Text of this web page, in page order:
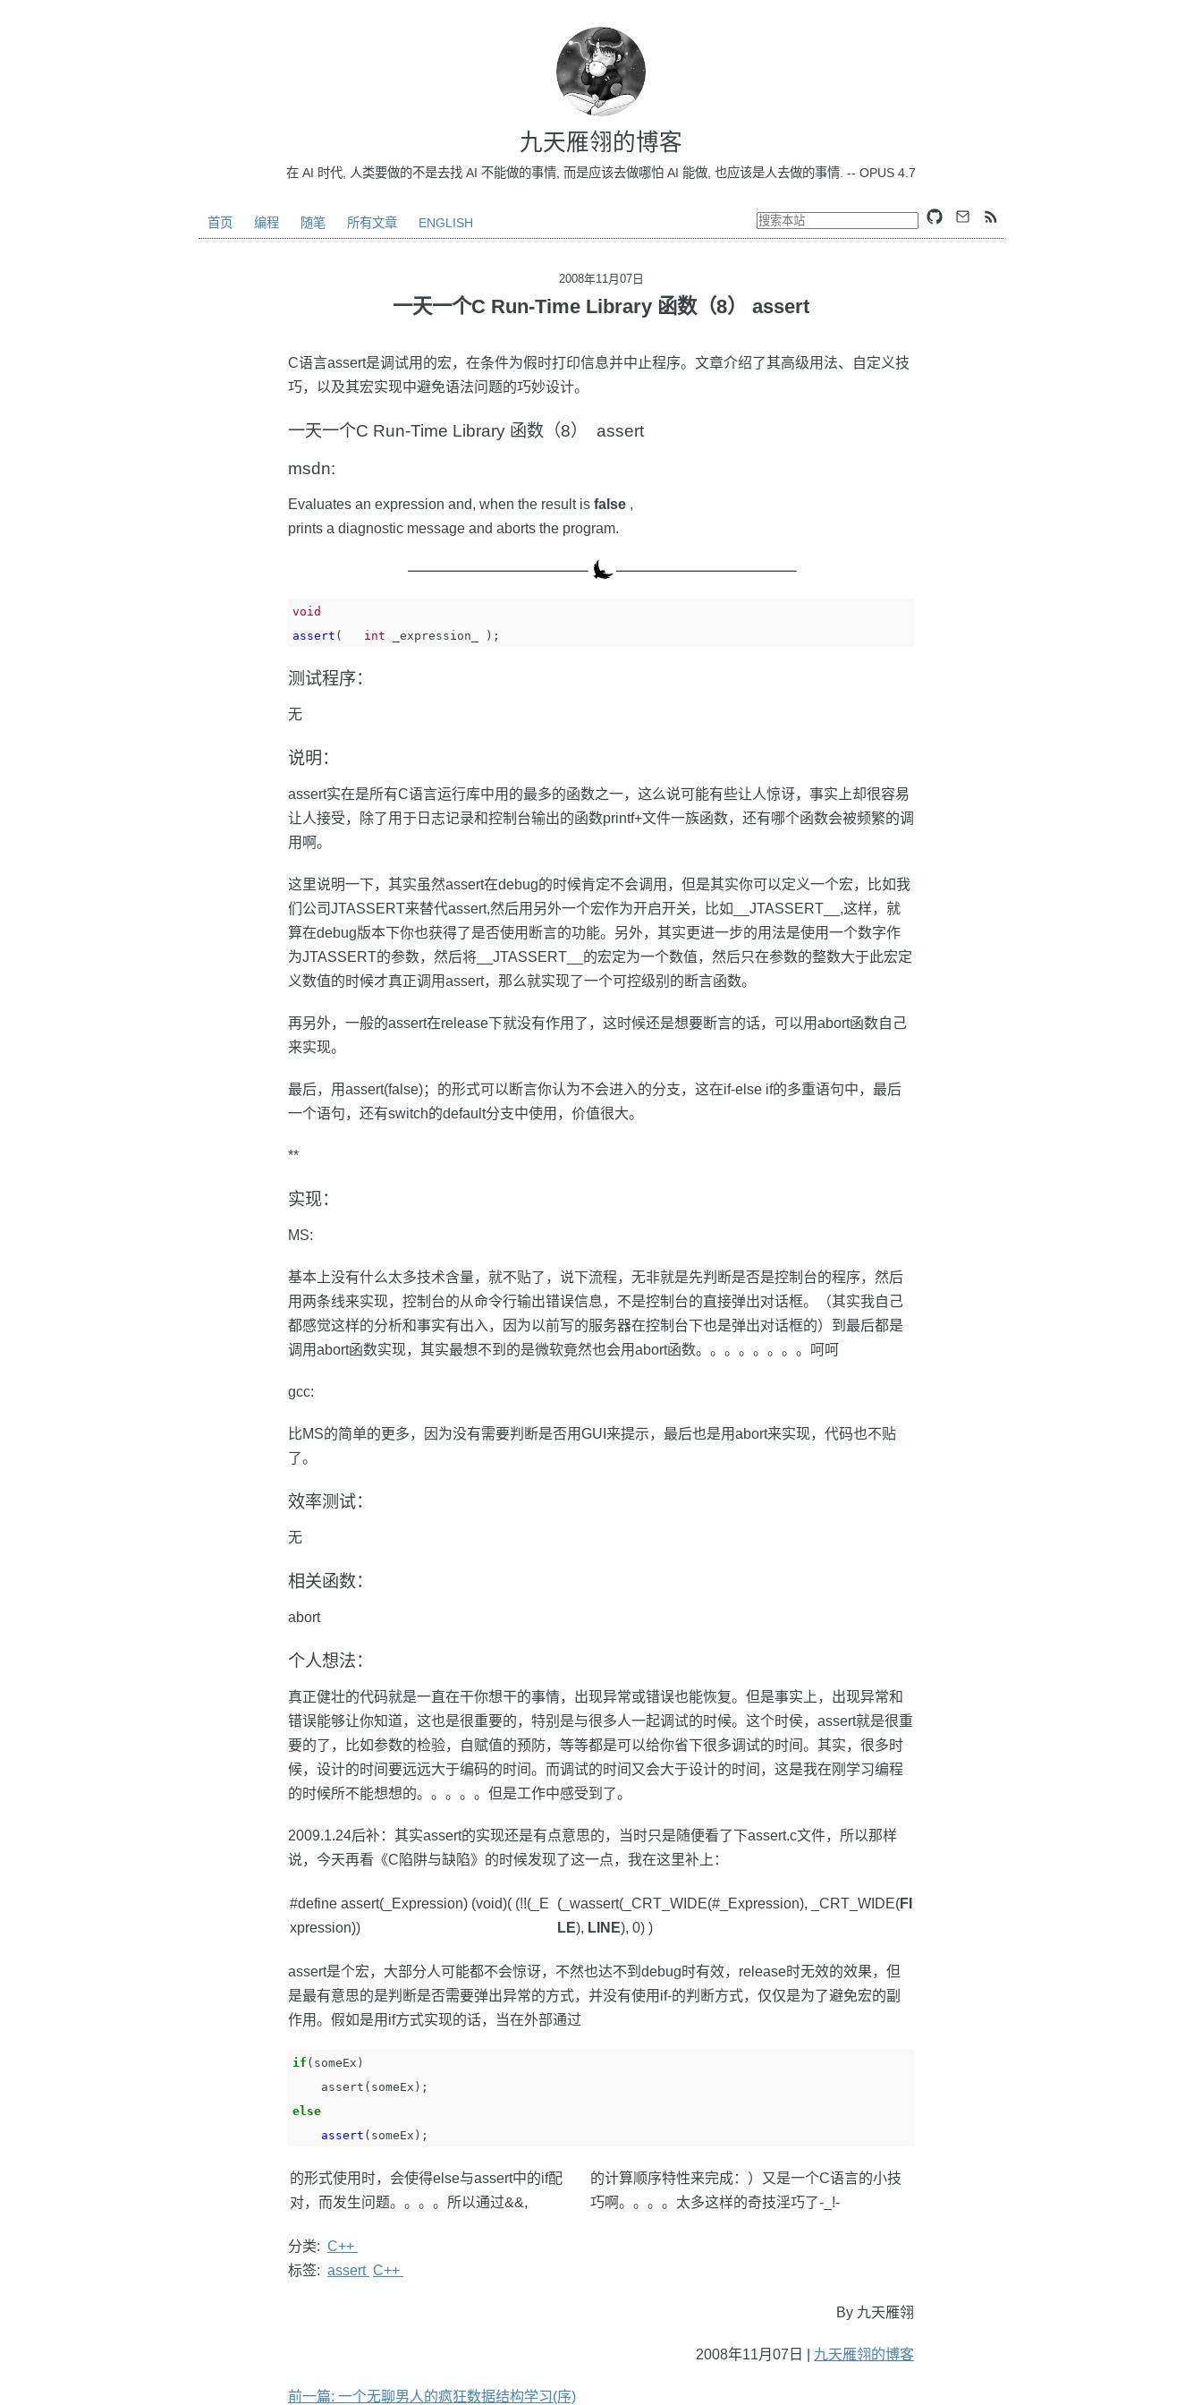
九天雁翎的博客
在 AI 时代, 人类要做的不是去找 AI 不能做的事情, 而是应该去做哪怕 AI 能做, 也应该是人去做的事情. -- OPUS 4.7
首页 编程 随笔 所有文章 ENGLISH
2008年11月07日
一天一个C Run-Time Library 函数（8） assert
C语言assert是调试用的宏，在条件为假时打印信息并中止程序。文章介绍了其高级用法、自定义技
巧，以及其宏实现中避免语法问题的巧妙设计。
一天一个C Run-Time Library 函数（8） assert
msdn:
Evaluates an expression and, when the result is false ,
prints a diagnostic message and aborts the program.
void
assert ( int _expression_ );
测试程序：
无
说明：
assert实在是所有C语言运行库中用的最多的函数之一，这么说可能有些让人惊讶，事实上却很容易
让人接受，除了用于日志记录和控制台输出的函数printf+文件一族函数，还有哪个函数会被频繁的调
用啊。
这里说明一下，其实虽然assert在debug的时候肯定不会调用，但是其实你可以定义一个宏，比如我
们公司JTASSERT来替代assert,然后用另外一个宏作为开启开关，比如__JTASSERT__,这样，就
算在debug版本下你也获得了是否使用断言的功能。另外，其实更进一步的用法是使用一个数字作
为JTASSERT的参数，然后将__JTASSERT__的宏定为一个数值，然后只在参数的整数大于此宏定
义数值的时候才真正调用assert，那么就实现了一个可控级别的断言函数。
再另外，一般的assert在release下就没有作用了，这时候还是想要断言的话，可以用abort函数自己
来实现。
最后，用assert(false)；的形式可以断言你认为不会进入的分支，这在if-else if的多重语句中，最后
一个语句，还有switch的default分支中使用，价值很大。
**
实现：
MS:
基本上没有什么太多技术含量，就不贴了，说下流程，无非就是先判断是否是控制台的程序，然后
用两条线来实现，控制台的从命令行输出错误信息，不是控制台的直接弹出对话框。（其实我自己
都感觉这样的分析和事实有出入，因为以前写的服务器在控制台下也是弹出对话框的）到最后都是
调用abort函数实现，其实最想不到的是微软竟然也会用abort函数。。。。。。。。呵呵
gcc:
比MS的简单的更多，因为没有需要判断是否用GUI来提示，最后也是用abort来实现，代码也不贴
了。
效率测试：
无
相关函数：
abort
个人想法：
真正健壮的代码就是一直在干你想干的事情，出现异常或错误也能恢复。但是事实上，出现异常和
错误能够让你知道，这也是很重要的，特别是与很多人一起调试的时候。这个时侯，assert就是很重
要的了，比如参数的检验，自赋值的预防，等等都是可以给你省下很多调试的时间。其实，很多时
候，设计的时间要远远大于编码的时间。而调试的时间又会大于设计的时间，这是我在刚学习编程
的时候所不能想想的。。。。。但是工作中感受到了。
2009.1.24后补：其实assert的实现还是有点意思的，当时只是随便看了下assert.c文件，所以那样
说，今天再看《C陷阱与缺陷》的时候发现了这一点，我在这里补上：
#define assert(_Expression) (void)( (!!(_E
xpression))
(_wassert(_CRT_WIDE(#_Expression), _CRT_WIDE(FI
LE), LINE), 0) )
assert是个宏，大部分人可能都不会惊讶，不然也达不到debug时有效，release时无效的效果，但
是最有意思的是判断是否需要弹出异常的方式，并没有使用if-的判断方式，仅仅是为了避免宏的副
作用。假如是用if方式实现的话，当在外部通过
if ( someEx )
assert ( someEx );
else
assert ( someEx );
的形式使用时，会使得else与assert中的if配
对，而发生问题。。。。所以通过&&,
的计算顺序特性来完成：）又是一个C语言的小技
巧啊。。。。太多这样的奇技淫巧了-_!-
分类: C++
标签: assert C++
By 九天雁翎
2008年11月07日 | 九天雁翎的博客
前一篇: 一个无聊男人的疯狂数据结构学习(序)